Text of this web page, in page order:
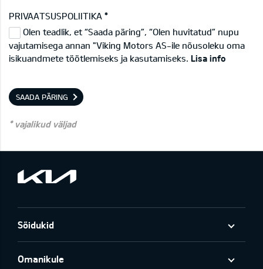
PRIVAATSUSPOLIITIKA
Olen teadlik, et “Saada päring”, “Olen huvitatud” nupu
vajutamisega annan "Viking Motors AS-ile nõusoleku oma
isikuandmete töötlemiseks ja kasutamiseks. Lisa info
SAADA PÄRING
* vajalikud väljad
Sõidukid
Omanikule